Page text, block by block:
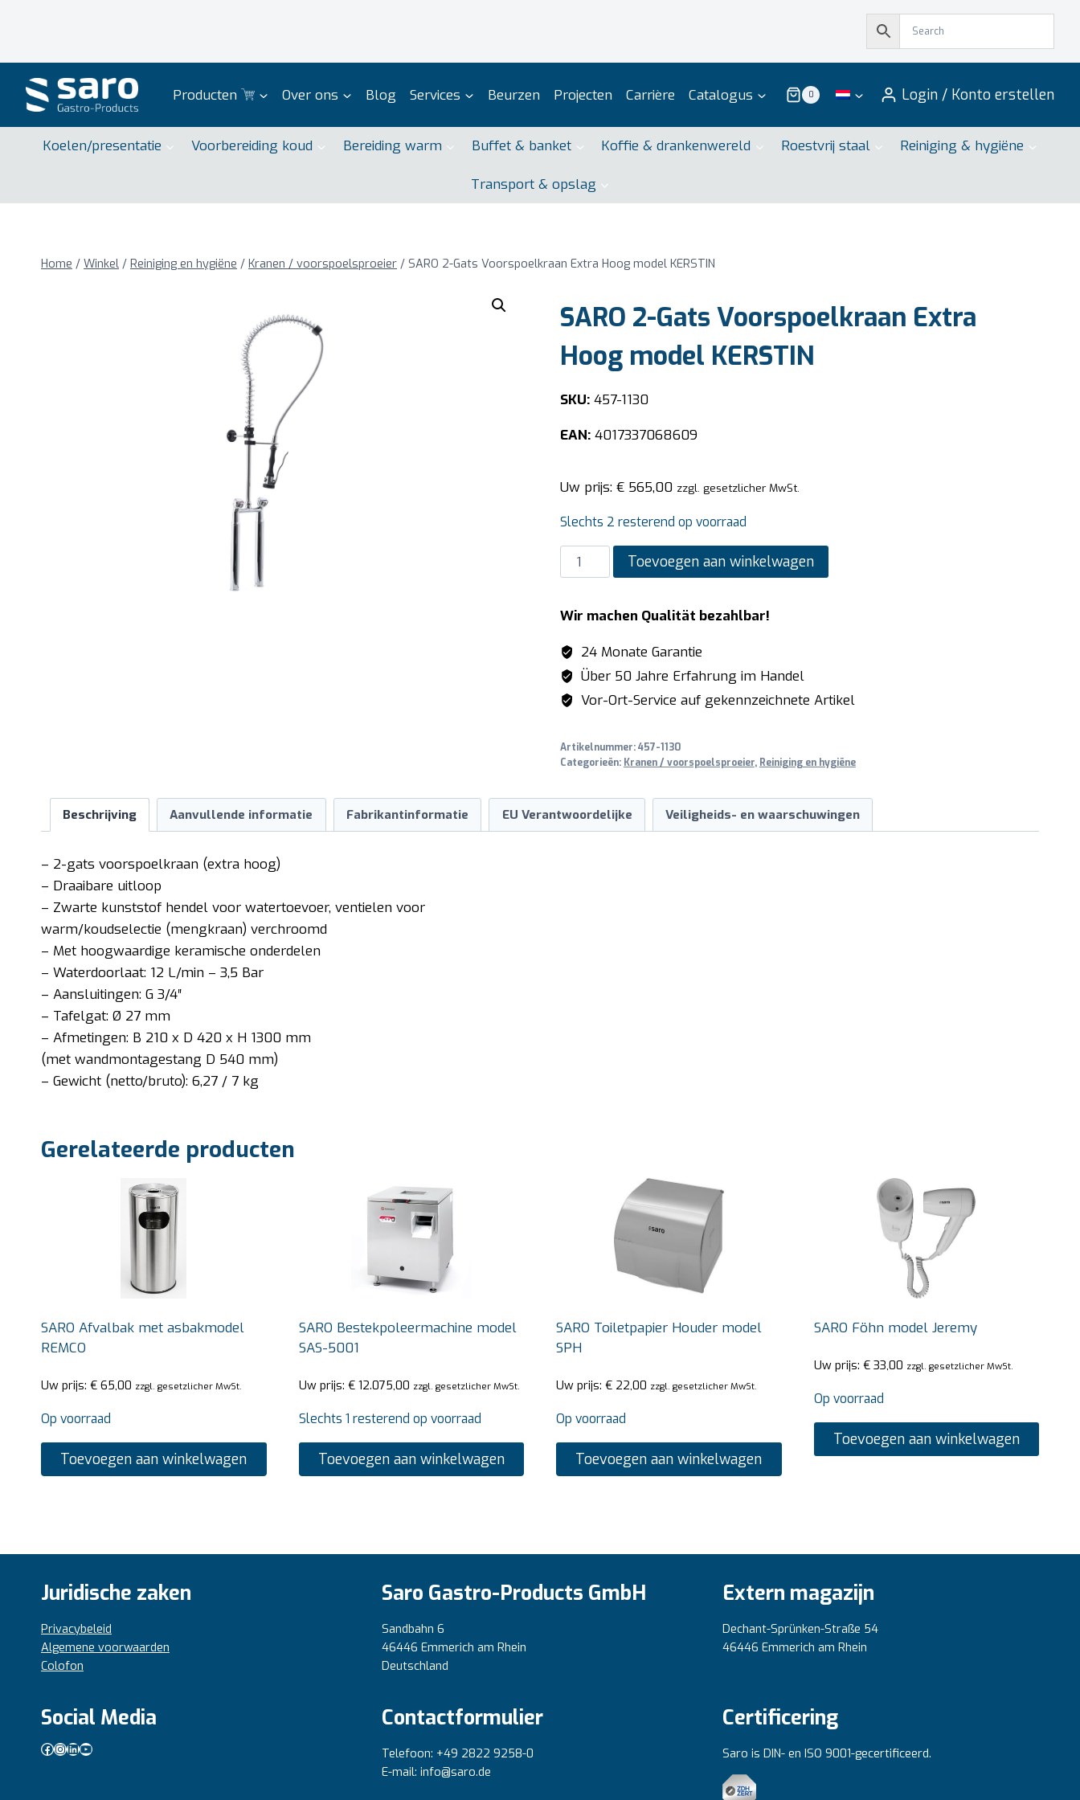
Producten Over ons Blog Services Beurzen Projecten Carrière Catalogus 0 Login / Konto erstellen
Koelen/presentatie Voorbereiding koud Bereiding warm Buffet & banket Koffie & drankenwereld Roestvrij staal Reiniging & hygiëne
Transport & opslag
Home / Winkel / Reiniging en hygiëne / Kranen / voorspoelsproeier / SARO 2-Gats Voorspoelkraan Extra Hoog model KERSTIN
SARO 2-Gats Voorspoelkraan Extra
Hoog model KERSTIN
SKU:457-1130
EAN:4017337068609
Uw prijs: €565,00 zzgl. gesetzlicher MwSt.
Slechts 2 resterend op voorraad
SARO
2-
Voorspoelkraan
Extra
Hoog
model
KERSTIN
Toevoegen aan winkelwagen
Wir machen Qualität bezahlbar!
24 Monate Garantie
Über 50 Jahre Erfahrung im Handel
Vor-Ort-Service auf gekennzeichnete Artikel
Artikelnummer:457-1130
Categorieën: Kranen / voorspoelsproeier, Reiniging en hygiëne
Beschrijving Aanvullende informatie Fabrikantinformatie EU Verantwoordelijke Veiligheids- en waarschuwingen
– 2-gats voorspoelkraan (extra hoog)
– Draaibare uitloop
– Zwarte kunststof hendel voor watertoevoer, ventielen voor
warm/koudselectie (mengkraan) verchroomd
– Met hoogwaardige keramische onderdelen
– Waterdoorlaat: 12 L/min – 3,5 Bar
– Aansluitingen: G 3/4″
– Tafelgat: Ø 27 mm
– Afmetingen: B 210 x D 420 x H 1300 mm
(met wandmontagestang D 540 mm)
– Gewicht (netto/bruto): 6,27 / 7 kg
Gerelateerde producten
SARO Afvalbak met asbakmodel
REMCO
Uw prijs: € 65,00 zzgl. gesetzlicher MwSt.
Op voorraad
Toevoegen aan winkelwagen
SARO Bestekpoleermachine model
SAS-5001
Uw prijs: €12.075,00 zzgl. gesetzlicher MwSt.
Slechts 1 resterend op voorraad
Toevoegen aan winkelwagen
SARO Toiletpapier Houder model
SPH
Uw prijs: € 22,00 zzgl. gesetzlicher MwSt.
Op voorraad
Toevoegen aan winkelwagen
SARO Föhn model Jeremy
Uw prijs: €33,00 zzgl. gesetzlicher MwSt.
Op voorraad
Toevoegen aan winkelwagen
Juridische zaken
Privacybeleid
Algemene voorwaarden
Colofon
Saro Gastro-Products GmbH
Sandbahn 6
46446 Emmerich am Rhein
Deutschland
Extern magazijn
Dechant-Sprünken-Straße 54
46446 Emmerich am Rhein
Social Media
Facebook
Instagram
LinkedIn
YouTube
Contactformulier
Telefoon: +49 2822 9258-0
E-mail: info@saro.de
Certificering
Saro is DIN- en ISO 9001-gecertificeerd.